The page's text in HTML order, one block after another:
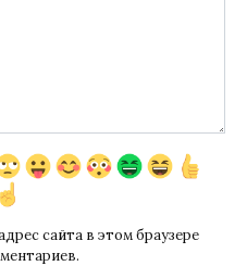
сайта в этом браузере